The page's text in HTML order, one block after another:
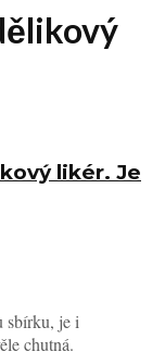
likér. Je
sbírku, je i
chutná.